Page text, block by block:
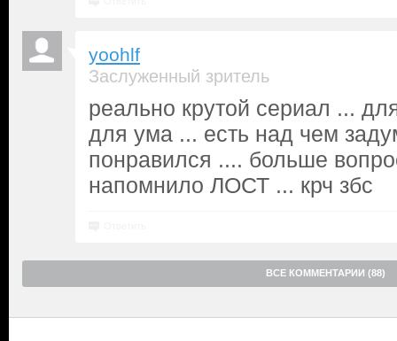
yoohlf
Заслуженный зритель
реально крутой сериал ...
для ума ... есть над чем
понравился .... больше
напомнило ЛОСТ ... крч збс
ВСЕ КОММЕНТАРИИ (88)